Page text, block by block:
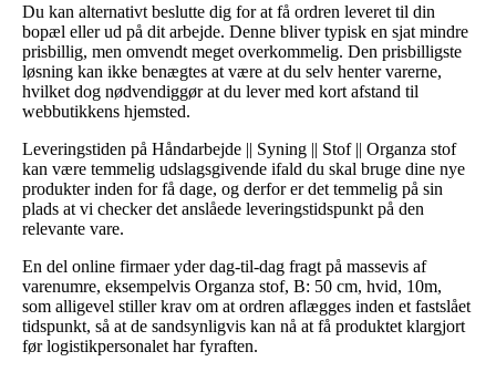
Du kan alternativt beslutte dig for at få ordren leveret til din
bopæl eller ud på dit arbejde. Denne bliver typisk en sjat mindre
prisbillig, men omvendt meget overkommelig. Den prisbilligste
løsning kan ikke benægtes at være at du selv henter varerne,
hvilket dog nødvendiggør at du lever med kort afstand til
webbutikkens hjemsted.
Leveringstiden på Håndarbejde || Syning || Stof || Organza stof
kan være temmelig udslagsgivende ifald du skal bruge dine nye
produkter inden for få dage, og derfor er det temmelig på sin
plads at vi checker det anslåede leveringstidspunkt på den
relevante vare.
En del online firmaer yder dag-til-dag fragt på massevis af
varenumre, eksempelvis Organza stof, B: 50 cm, hvid, 10m,
som alligevel stiller krav om at ordren aflægges inden et fastslået
tidspunkt, så at de sandsynligvis kan nå at få produktet klargjort
før logistikpersonalet har fyraften.